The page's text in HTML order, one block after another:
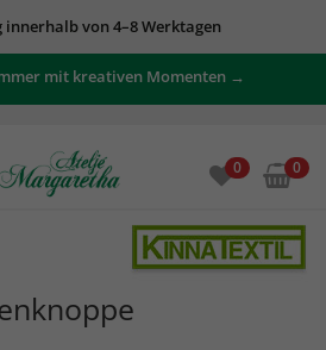
innerhalb von 4–8 Werktagen
mit kreativen Momenten →
0 0